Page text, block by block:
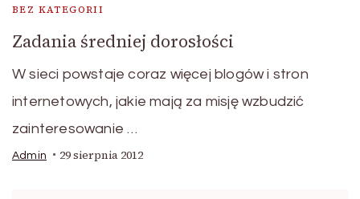
BEZ KATEGORII
Zadania średniej dorosłości
W sieci powstaje coraz więcej blogów i stron
internetowych, jakie mają za misję wzbudzić
zainteresowanie …
Admin 29 sierpnia 2012